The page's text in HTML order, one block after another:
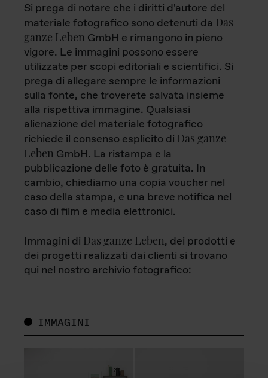
Si prega di notare che i diritti d'autore del
materiale fotografico sono detenuti da Das
ganze Leben GmbH e rimangono in pieno
vigore. Le immagini possono essere
utilizzate per scopi editoriali e scientifici. Si
prega di allegare sempre le informazioni
sulla fonte, che troverete salvata insieme
alla rispettiva immagine. Qualsiasi
alienazione del materiale fotografico
richiede il consenso esplicito di Das ganze
Leben GmbH. La ristampa e la
pubblicazione delle foto è gratuita. In
cambio, chiediamo una copia voucher nel
caso della stampa, e una breve notifica nel
caso di film e media elettronici.
Immagini di Das ganze Leben, dei prodotti e
dei progetti realizzati dai clienti si trovano
qui nel nostro archivio fotografico:
IMMAGINI